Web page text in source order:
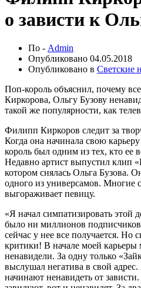
о зависти к
По - Admin
Опубликовано 04.05.2018
Опубликовано в Светские
Поп-король объяснил, почему
Киркорова, Ольгу Бузову
такой же популярности, как
Филипп Киркоров следит за
Когда она начинала свою
король был одним из тех, кто ее
Недавно артист выпустил клип
котором снялась Ольга Бузова.
одного из универсамов. Многие
выгораживает певицу.
«Я начал симпатизировать этой
было ни миллионов
сейчас у нее все получается. Но
критики! В начале моей карьеры
ненавидели. За одну только
выслушал негатива в свой
начинают ненавидеть от